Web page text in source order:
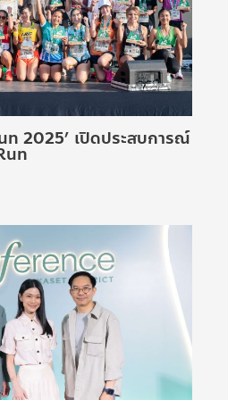
2025’ เปิดประสบการณ์